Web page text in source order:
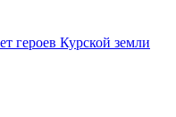
героев Курской земли